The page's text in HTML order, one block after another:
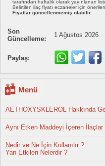
tarafından haftalık olarak yayınlanan
Belirtilen ilaç fiyatı eczaneler için
Fiyatlar güncellenmemiş olabilir.
Son
Güncelleme:
1 Ağustos 2026
Paylaş:
Menü
AETHOXYSKLEROL Hakkında
Aynı Etken Maddeyi İçeren İlaçlar
Nedir ve Ne İçin Kullanılır ?
Yan Etkileri Nelerdir ?